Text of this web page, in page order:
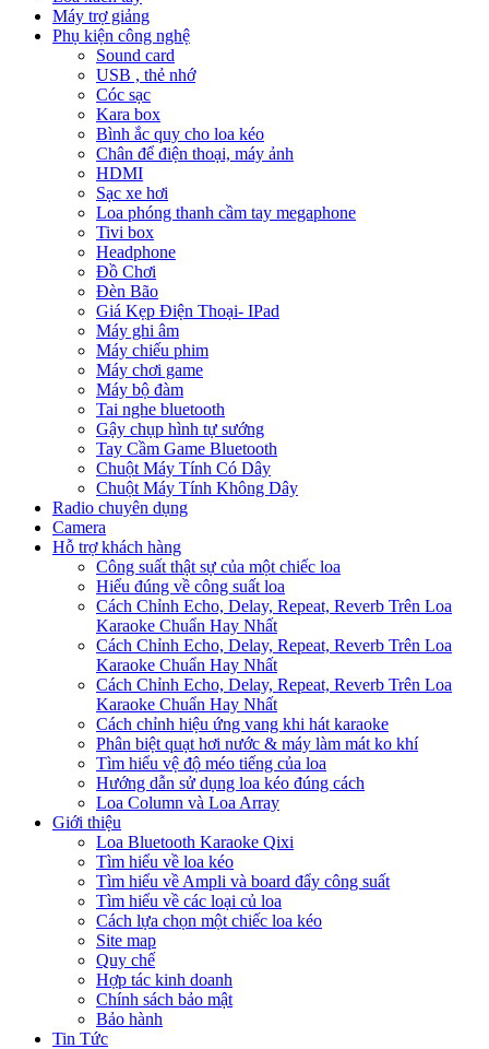
Máy trợ giảng
Phụ kiện công nghệ
Sound card
USB , thẻ nhớ
Cóc sạc
Kara box
Bình ắc quy cho loa kéo
Chân để điện thoại, máy ảnh
HDMI
Sạc xe hơi
Loa phóng thanh cầm tay megaphone
Tivi box
Headphone
Đồ Chơi
Đèn Bão
Giá Kẹp Điện Thoại- IPad
Máy ghi âm
Máy chiếu phim
Máy chơi game
Máy bộ đàm
Tai nghe bluetooth
Gậy chụp hình tự sướng
Tay Cầm Game Bluetooth
Chuột Máy Tính Có Dây
Chuột Máy Tính Không Dây
Radio chuyên dụng
Camera
Hỗ trợ khách hàng
Công suất thật sự của một chiếc loa
Hiểu đúng về công suất loa
Cách Chỉnh Echo, Delay, Repeat, Reverb Trên Loa
Karaoke Chuẩn Hay Nhất
Cách Chỉnh Echo, Delay, Repeat, Reverb Trên Loa
Karaoke Chuẩn Hay Nhất
Cách Chỉnh Echo, Delay, Repeat, Reverb Trên Loa
Karaoke Chuẩn Hay Nhất
Cách chỉnh hiệu ứng vang khi hát karaoke
Phân biệt quạt hơi nước & máy làm mát ko khí
Tìm hiểu vệ độ méo tiếng của loa
Hướng dẫn sử dụng loa kéo đúng cách
Loa Column và Loa Array
Giới thiệu
Loa Bluetooth Karaoke Qixi
Tìm hiểu về loa kéo
Tìm hiểu về Ampli và board đẩy công suất
Tìm hiểu về các loại củ loa
Cách lựa chọn một chiếc loa kéo
Site map
Quy chế
Hợp tác kinh doanh
Chính sách bảo mật
Bảo hành
Tin Tức